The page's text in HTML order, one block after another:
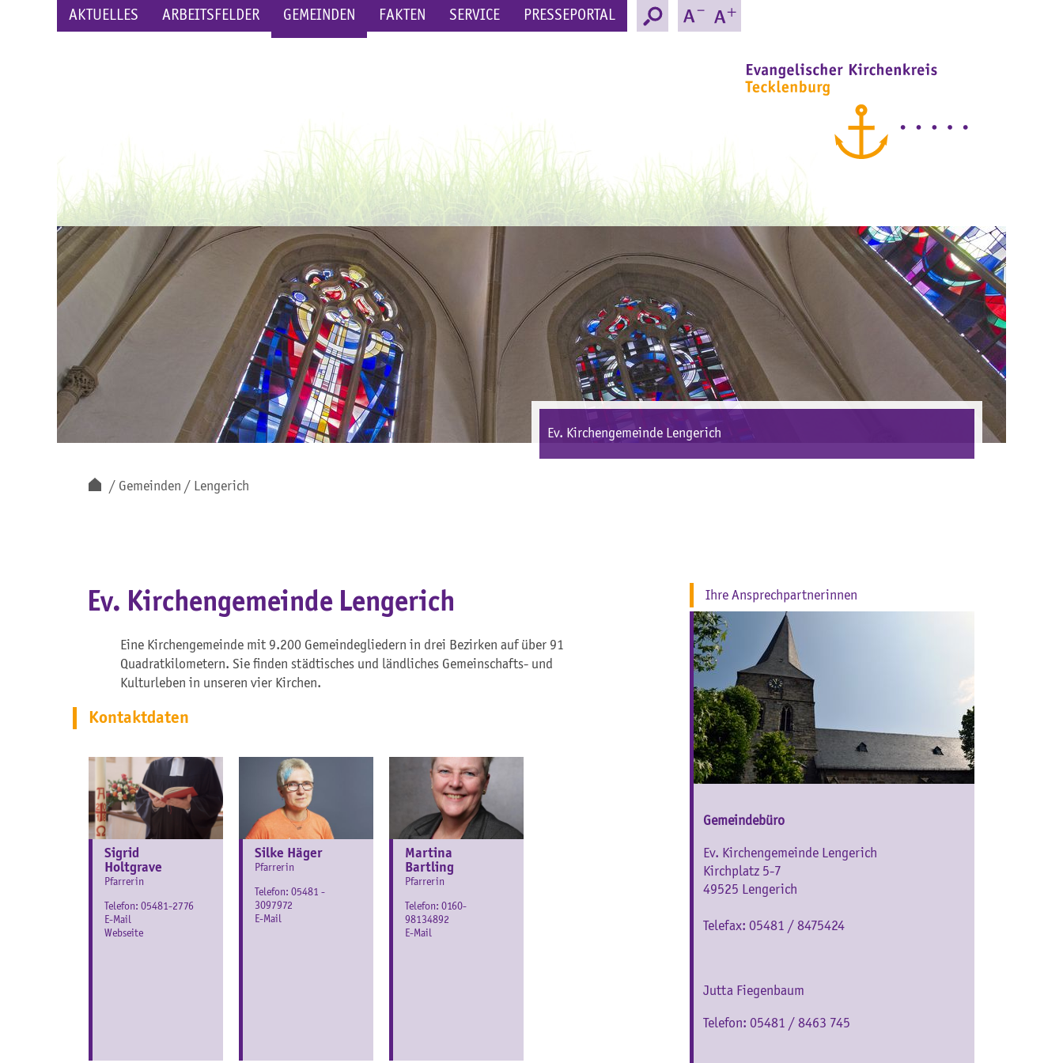
AKTUELLES ARBEITSFELDER GEMEINDEN FAKTEN SERVICE PRESSEPORTAL
Ev. Kirchengemeinde Lengerich
Gemeinden Lengerich
Ev. Kirchengemeinde Lengerich
Eine Kirchengemeinde mit 9.200 Gemeindegliedern in drei Bezirken auf über 91
Quadratkilometern. Sie finden städtisches und ländliches Gemeinschafts- und
Kulturleben in unseren vier Kirchen.
Kontaktdaten
Sigrid
Holtgrave
Pfarrerin
Telefon: 05481-2776
E-Mail
Webseite
Silke Häger
Pfarrerin
Telefon: 05481 -
3097972
E-Mail
Martina
Bartling
Pfarrerin
Telefon: 0160-
98134892
E-Mail
Ihre Ansprechpartnerinnen
Gemeindebüro
Ev. Kirchengemeinde Lengerich
Kirchplatz 5-7
49525 Lengerich
Telefax: 05481 / 8475424
Jutta Fiegenbaum
Telefon: 05481 / 8463 745